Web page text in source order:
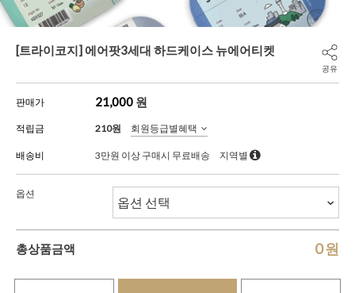
[트라이코지] 에어팟3세대 하드케이스 뉴에어티켓
공유
판매가 21,000 원
적립금 210원 회원등급별혜택
배송비 3만원 이상 구매시 무료배송 지역별
옵션
총상품금액 0원